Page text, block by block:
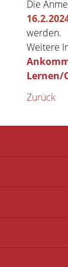
Die
werden.
Weitere
Lernen/
Zurück